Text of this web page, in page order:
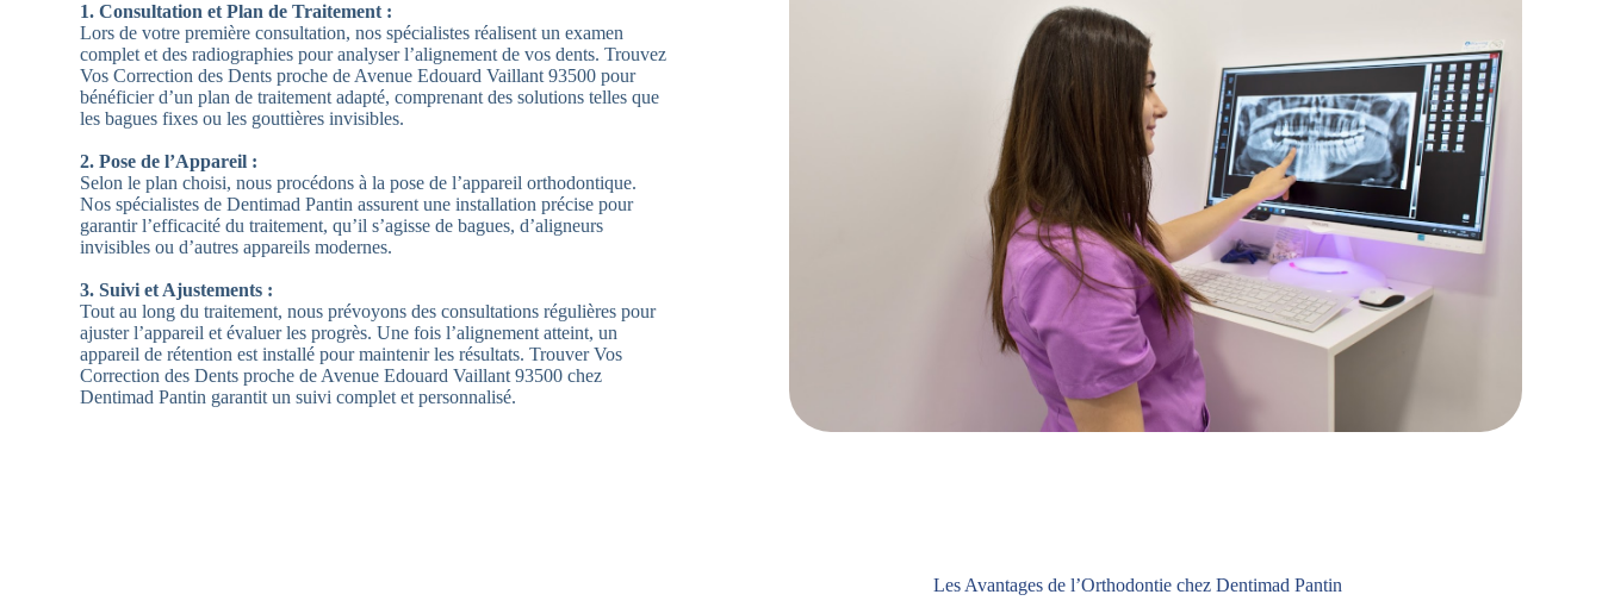
1. Consultation et Plan de Traitement :
Lors de votre première consultation, nos spécialistes réalisent un examen
complet et des radiographies pour analyser l’alignement de vos dents. Trouvez
Vos Correction des Dents proche de Avenue Edouard Vaillant 93500 pour
bénéficier d’un plan de traitement adapté, comprenant des solutions telles que
les bagues fixes ou les gouttières invisibles.
2. Pose de l’Appareil :
Selon le plan choisi, nous procédons à la pose de l’appareil orthodontique.
Nos spécialistes de Dentimad Pantin assurent une installation précise pour
garantir l’efficacité du traitement, qu’il s’agisse de bagues, d’aligneurs
invisibles ou d’autres appareils modernes.
3. Suivi et Ajustements :
Tout au long du traitement, nous prévoyons des consultations régulières pour
ajuster l’appareil et évaluer les progrès. Une fois l’alignement atteint, un
appareil de rétention est installé pour maintenir les résultats. Trouver Vos
Correction des Dents proche de Avenue Edouard Vaillant 93500 chez
Dentimad Pantin garantit un suivi complet et personnalisé.
Les Avantages de l’Orthodontie chez Dentimad Pantin